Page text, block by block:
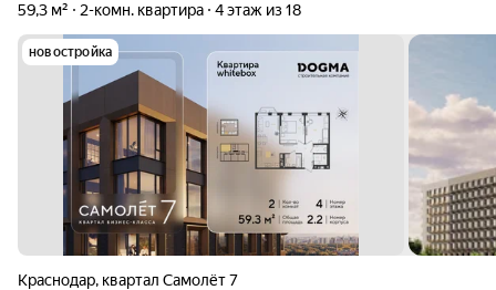
59,3 м²
2-комн. квартира 4 этаж из 18
новостройка
Краснодар, квартал Самолёт 7